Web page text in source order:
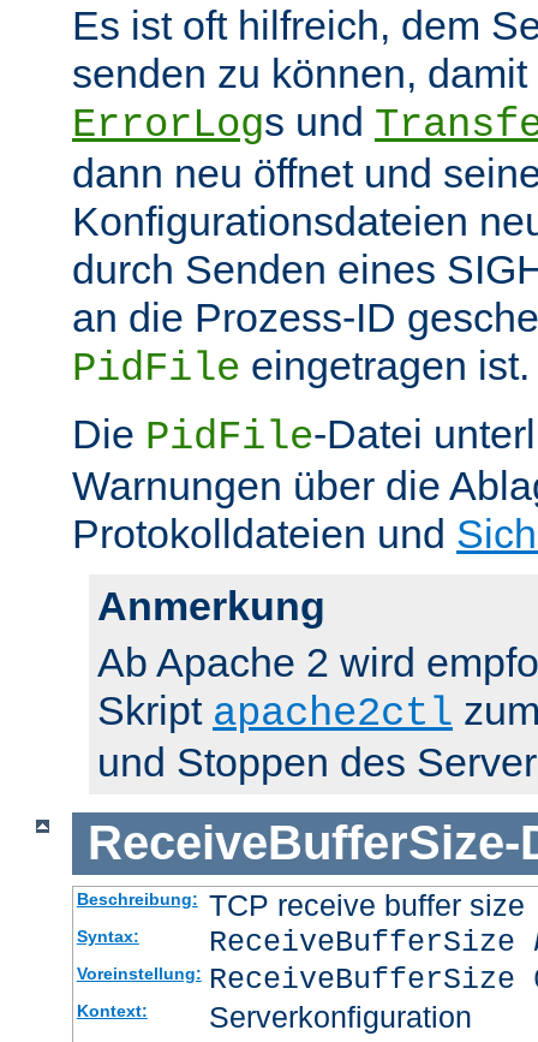
Es ist oft hilfreich, dem
senden zu können,
ErrorLogs und
dann neu öffnet und
Konfigurationsdateien
durch Senden eines
an die Prozess-ID
PidFile eingetragen ist.
Die PidFile-Datei
Warnungen über die
Protokolldateien und
Anmerkung
Ab Apache 2 wird
Skript apache2ctl
und Stoppen des
ReceiveBufferSize-
Beschreibung: TCP receive buffer size
Syntax: ReceiveBufferSize
Voreinstellung: ReceiveBufferSize
Kontext: Serverkonfiguration